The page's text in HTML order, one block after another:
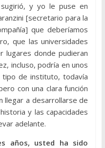
y yo le puse en
[secretario para la
que deberíamos
que las universidades
lugares donde pudieran
incluso, podría en unos
tipo de instituto, todavía
con una clara función
llegar a desarrollarse de
y las capacidades
adelante.
años, usted ha sido